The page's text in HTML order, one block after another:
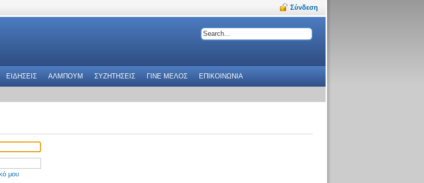
Σύνδεση
ΕΙΔΗΣΕΙΣ ΑΛΜΠΟΥΜ ΣΥΖΗΤΗΣΕΙΣ ΓΙΝΕ ΜΕΛΟΣ ΕΠΙΚΟΙΝΩΝΙΑ
μου